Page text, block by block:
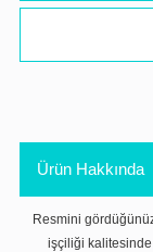
Ürün Hakkında
Resmini
işçiliği